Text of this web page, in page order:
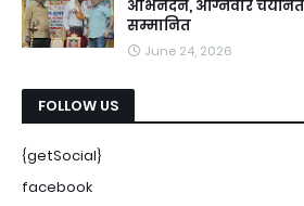
अभिनंदन, अग्निवीर
सम्मानित
June 24, 2026
FOLLOW US
{getSocial}
facebook